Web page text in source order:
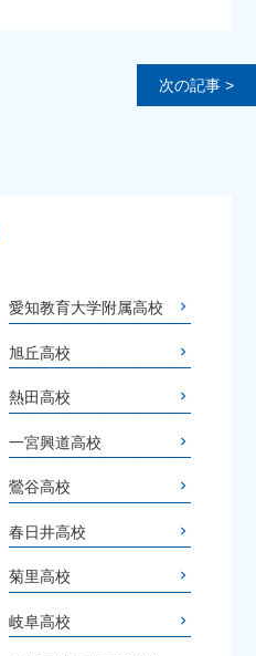
次の記事 >
愛知教育大学附属高校
旭丘高校
熱田高校
一宮興道高校
鶯谷高校
春日井高校
菊里高校
岐阜高校